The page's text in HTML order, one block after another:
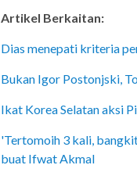
Artikel Berkaitan:
Dias menepati kriteria
Bukan Igor Postonjski,
Ikat Korea Selatan aksi
'Tertomoih 3 kali,
buat Ifwat Akmal